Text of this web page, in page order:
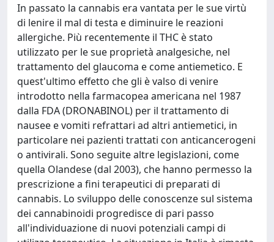
In passato la cannabis era vantata per le sue virtù
di lenire il mal di testa e diminuire le reazioni
allergiche. Più recentemente il THC è stato
utilizzato per le sue proprietà analgesiche, nel
trattamento del glaucoma e come antiemetico. E
quest'ultimo effetto che gli è valso di venire
introdotto nella farmacopea americana nel 1987
dalla FDA (DRONABINOL) per il trattamento di
nausee e vomiti refrattari ad altri antiemetici, in
particolare nei pazienti trattati con anticancerogeni
o antivirali. Sono seguite altre legislazioni, come
quella Olandese (dal 2003), che hanno permesso la
prescrizione a fini terapeutici di preparati di
cannabis. Lo sviluppo delle conoscenze sul sistema
dei cannabinoidi progredisce di pari passo
all'individuazione di nuovi potenziali campi di